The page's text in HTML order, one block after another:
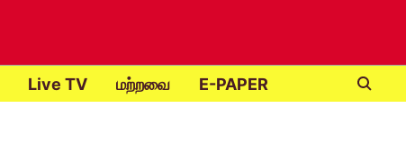
Live TV மற்றவை E-PAPER